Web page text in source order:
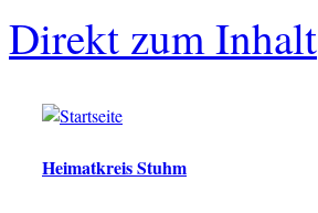
Direkt zum Inhalt
Heimatkreis Stuhm